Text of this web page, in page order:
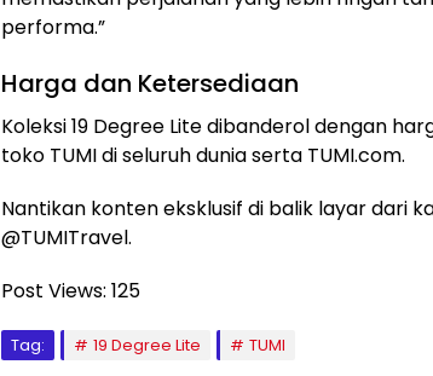
performa.”
Harga dan Ketersediaan
Koleksi 19 Degree Lite dibanderol dengan
toko TUMI di seluruh dunia serta TUMI.com.
Nantikan konten eksklusif di balik layar dari
@TUMITravel.
Post Views: 125
Tag: 19 Degree Lite TUMI